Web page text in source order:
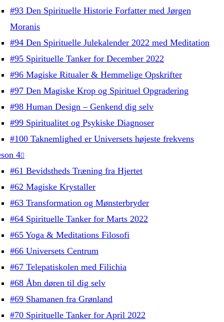
#93 Den Spirituelle Historie Forfatter med Jørgen
Moranis
#94 Den Spirituelle Julekalender 2022 med Meditation
#95 Spirituelle Tanker for December 2022
#96 Magiske Ritualer & Hemmelige Opskrifter
#97 Den Magiske Krop og Spirituel Opgradering
#98 Human Design – Genkend dig selv
#99 Spiritualitet og Psykiske Diagnoser
#100 Taknemlighed er Universets højeste frekvens
4
#61 Bevidstheds Træning fra Hjertet
#62 Magiske Krystaller
#63 Transformation og Mønsterbryder
#64 Spirituelle Tanker for Marts 2022
#65 Yoga & Meditations Filosofi
#66 Universets Centrum
#67 Telepatiskolen med Filichia
#68 Åbn døren til dig selv
#69 Shamanen fra Grønland
#70 Spirituelle Tanker for April 2022